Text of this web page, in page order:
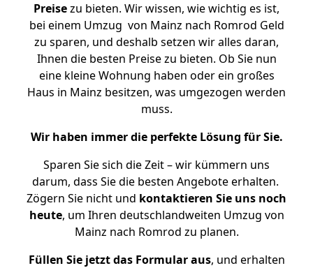
Preisezu bieten. Wir wissen, wie wichtig es ist,
bei einem Umzug von Mainz nach Romrod Geld
zu sparen, und deshalb setzen wir alles daran,
Ihnen die besten Preise zu bieten. Ob Sie nun
eine kleine Wohnung haben oder ein großes
Haus in Mainz besitzen, was umgezogen werden
muss.
Wir haben immer die perfekte Lösung für Sie.
Sparen Sie sich die Zeit – wir kümmern uns
darum, dass Sie die besten Angebote erhalten.
Zögern Sie nicht und kontaktieren Sie uns noch
heute, um Ihren deutschlandweiten Umzug von
Mainz nach Romrod zu planen.
Füllen Sie jetzt das Formular aus, und erhalten